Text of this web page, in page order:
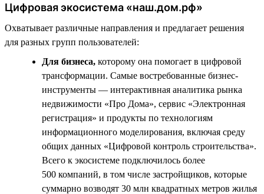
Цифровая экосистема «наш.дом.рф»
Охватывает различные направления и предлагает решения
для разных групп пользователей:
Для бизнеса, которому она помогает в цифровой
трансформации. Самые востребованные бизнес-
инструменты — интерактивная аналитика рынка
недвижимости «Про Дома», сервис «Электронная
регистрация» и продукты по технологиям
информационного моделирования, включая среду
общих данных «Цифровой контроль строительства».
Всего к экосистеме подключилось более
500 компаний, в том числе застройщиков, которые
суммарно возводят 30 млн квадратных метров жилья